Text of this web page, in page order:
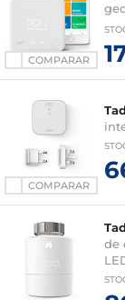
COMPARAR
o
COMPARAR
de